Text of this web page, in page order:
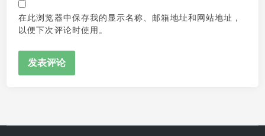
在此浏览器中保存我的显示名称、邮箱地址和网站地址，
以便下次评论时使用。